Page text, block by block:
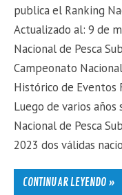
publica el Ranking
Actualizado al: 9 de
Nacional de Pesca
Campeonato
Histórico de Eventos
Luego de varios
Nacional de Pesca
2023 dos válidas
CONTINUAR LEYENDO »